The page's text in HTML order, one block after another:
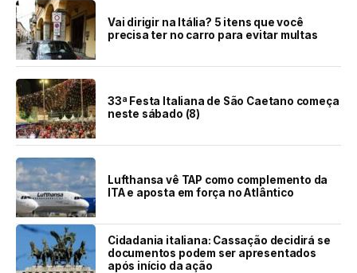
Vai dirigir na Itália? 5 itens que você
precisa ter no carro para evitar multas
33ª Festa Italiana de São Caetano começa
neste sábado (8)
Lufthansa vê TAP como complemento da
ITA e aposta em força no Atlântico
Cidadania italiana: Cassação decidirá se
documentos podem ser apresentados
após início da ação